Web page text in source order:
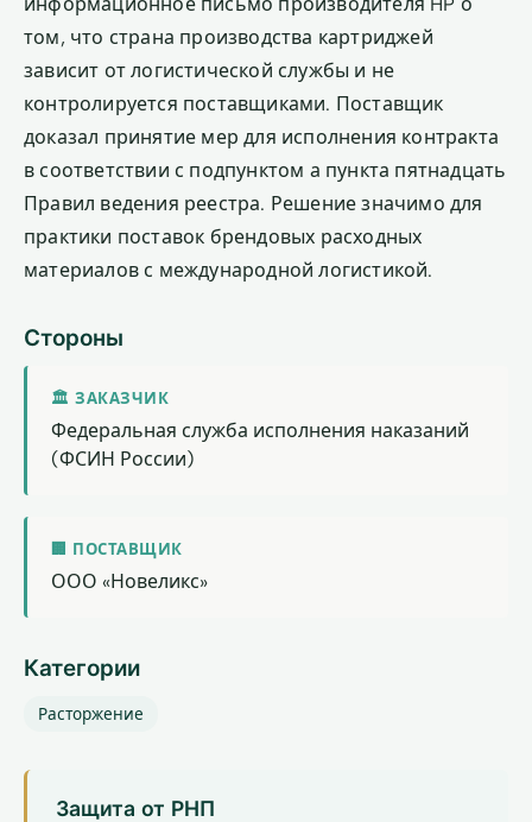
том, что страна производства картриджей
зависит от логистической службы и не
контролируется поставщиками. Поставщик
доказал принятие мер для исполнения контракта
в соответствии с подпунктом а пункта пятнадцать
Правил ведения реестра. Решение значимо для
практики поставок брендовых расходных
материалов с международной логистикой.
Стороны
🏛 ЗАКАЗЧИК
Федеральная служба исполнения наказаний
(ФСИН России)
🏢 ПОСТАВЩИК
ООО «Новеликс»
Категории
Расторжение
Защита от РНП